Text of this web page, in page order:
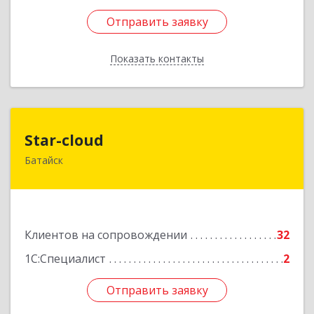
Отправить заявку
Показать контакты
Отправить заявку
Назад
Star-cloud
Батайск
Клиентов на сопровождении
32
1С:Специалист
2
Отправить заявку
346880, Ростовская обл, Батайск г, Фермерская
Отправить заявку